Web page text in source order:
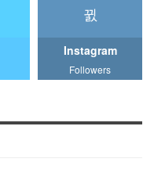
Instagram
Followers